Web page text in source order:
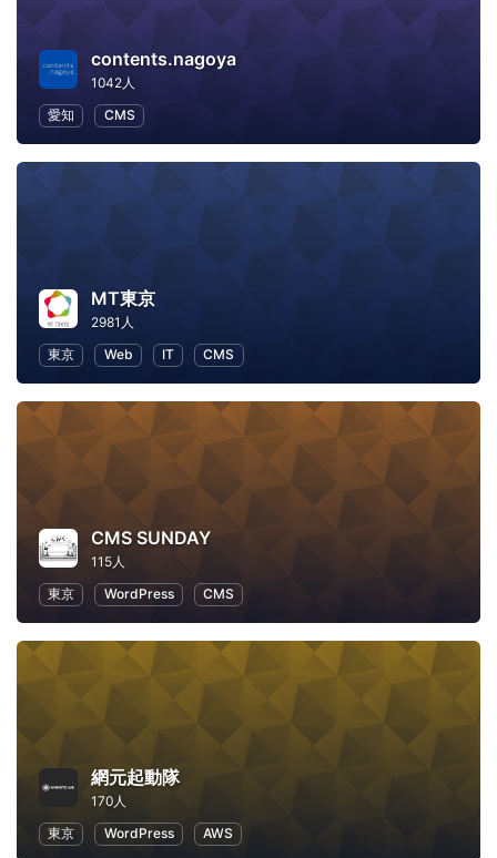
contents.nagoya
1042人
愛知
CMS
MT東京
2981人
東京
Web IT CMS
CMS SUNDAY
115人
東京
WordPress CMS
網元起動隊
170人
東京
WordPress AWS